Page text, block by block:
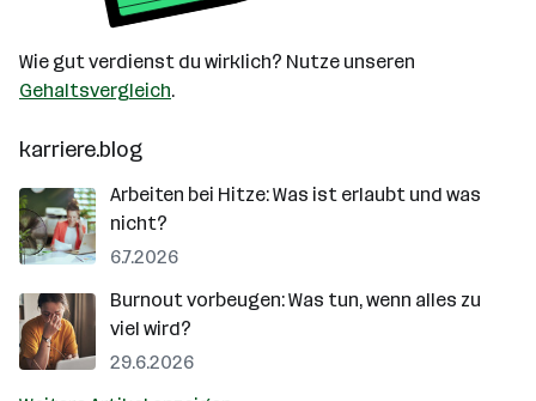
Wie gut verdienst du wirklich? Nutze unseren
Gehaltsvergleich.
karriere.blog
Arbeiten bei Hitze: Was ist erlaubt und was
nicht?
6.7.2026
Burnout vorbeugen: Was tun, wenn alles zu
viel wird?
29.6.2026